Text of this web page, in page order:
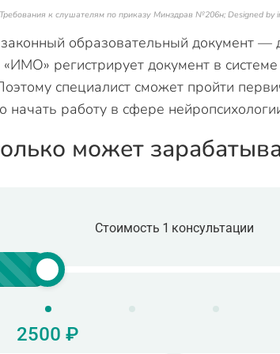
Требования к слушателям по приказу Минздрав №206н; Designed by
образовательный документ —
регистрирует документ в
специалист сможет пройти
начать работу в сфере
может
Стоимость 1 консультации
2500 ₽